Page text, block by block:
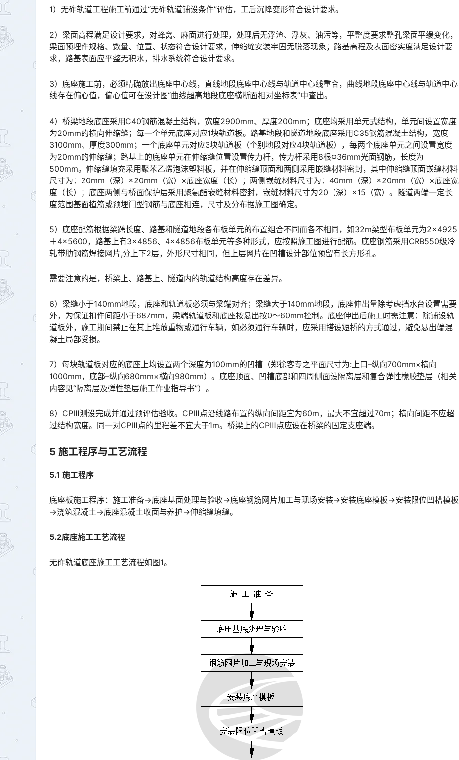
1）无砟轨道工程施工前通过“无砟轨道铺设条件”评估，工后沉降变形符合设计要求。
2）梁面高程满足设计要求，对蜂窝、麻面进行处理，处理后无浮渣、浮灰、油污等，平整度要求整孔梁面平缓变化，
梁面预埋件规格、数量、位置、状态符合设计要求，伸缩缝安装牢固无脱落现象；路基高程及表面密实度满足设计要
求，路基表面应平整无积水，排水系统符合设计要求。󠅅󠅃󠄵󠅂󠄪󠇖󠆨󠆨󠇕󠆞󠆒󠅬󠇘󠆭󠆘󠇙󠆝󠅵󠇗󠆭󠆁󠄐󠇗󠅹󠅸󠇖󠆍󠅳󠇖󠅹󠅰󠇖󠆌󠅹
3）底座施工前，必须精确放出底座中心线，直线地段底座中心线与轨道中心线重合，曲线地段底座中心线与轨道中心
线存在偏心值，偏心值可在设计图“曲线超高地段底座横断面相对坐标表”中查出。󠅅󠅃󠄵󠅂󠄪󠇖󠆨󠆨󠇕󠆞󠆒󠅬󠇘󠆭󠆘󠇙󠆝󠅵󠇗󠆭󠆁󠄐󠇗󠅹󠅸󠇖󠆍󠅳󠇖󠅹󠅰󠇖󠆌󠅹
4）桥梁地段底座采用C40钢筋混凝土结构，宽度2900mm、厚度200mm；底座均采用单元式结构，单元间设置宽度
为20mm的横向伸缩缝；每一个单元底座对应1块轨道板。路基地段和隧道地段底座采用C35钢筋混凝土结构，宽度
3100mm、厚度300mm；一个底座单元对应3块轨道板（个别地段对应4块轨道板），每两个底座单元之间设置宽度
为20mm的伸缩缝；路基上的底座单元在伸缩缝位置设置传力杆，传力杆采用8根Φ36mm光面钢筋，长度为
500mm。伸缩缝填充采用聚苯乙烯泡沫塑料板，并在伸缩缝顶面和两侧采用嵌缝材料密封，其中伸缩缝顶面嵌缝材料
尺寸为：20mm（深）×20mm（宽）×底座宽度（长）；两侧嵌缝材料尺寸为：40mm（深）×20mm（宽）×底座宽
度（长）；底座两侧与桥面保护层采用聚氨酯嵌缝材料密封，嵌缝材料尺寸为20（深）×15（宽）。隧道两端一定长
度范围基面植筋或预埋门型钢筋与底座相连，尺寸及分布据施工图确定。󠅅󠅃󠄵󠅂󠄪󠇖󠆨󠆨󠇕󠆞󠆒󠅬󠇘󠆭󠆘󠇙󠆝󠅵󠇗󠆭󠆁󠄐󠇗󠅹󠅸󠇖󠆍󠅳󠇖󠅹󠅰󠇖󠆌󠅹
5）底座配筋根据梁跨长度、路基和隧道地段各布板单元的布置组合不同而各不相同，如32m梁型布板单元为2×4925
＋4×5600，路基上有3×4856、4×4856布板单元等多种形式，应按照施工图进行配筋。底座钢筋采用CRB550级冷
轧带肋钢筋焊接网片,分上下2层，外形尺寸相同，但上层网片在凹槽设计部位预留有长方形孔。󠅅󠅃󠄵󠅂󠄪󠇖󠆨󠆨󠇕󠆞󠆒󠅬󠇘󠆭󠆘󠇙󠆝󠅵󠇗󠆭󠆁󠄐󠇗󠅹󠅸󠇖󠆍󠅳󠇖󠅹󠅰󠇖󠆌󠅹
需要注意的是，桥梁上、路基上、隧道内的轨道结构高度存在差异。
6）梁缝小于140mm地段，底座和轨道板必须与梁端对齐；梁缝大于140mm地段，底座伸出量除考虑挡水台设置需要
外，为保证扣件间距小于687mm，梁端轨道板和底座按悬出按0～60mm控制。底座伸出后施工时需注意：除铺设轨
道板外，施工期间禁止在其上堆放重物或通行车辆，如必须通行车辆时，应采用搭设短桥的方式通过，避免悬出端混
凝土局部受损。󠅅󠅃󠄵󠅂󠄪󠇖󠆨󠆨󠇕󠆞󠆒󠅬󠇘󠆭󠆘󠇙󠆝󠅵󠇗󠆭󠆁󠄐󠇗󠅹󠅸󠇖󠆍󠅳󠇖󠅹󠅰󠇖󠆌󠅹
7）每块轨道板对应的底座上均设置两个深度为100mm的凹槽（郑徐客专之平面尺寸为:上口–纵向700mm×横向
1000mm，底部–纵向680mm×横向980mm）。底座顶面、凹槽底部和四周侧面设隔离层和复合弹性橡胶垫层（相关
内容见“隔离层及弹性垫层施工作业指导书”）。󠅅󠅃󠄵󠅂󠄪󠇖󠆨󠆨󠇕󠆞󠆒󠅬󠇘󠆭󠆘󠇙󠆝󠅵󠇗󠆭󠆁󠄐󠇗󠅹󠅸󠇖󠆍󠅳󠇖󠅹󠅰󠇖󠆌󠅹
8）CPⅢ测设完成并通过预评估验收。CPⅢ点沿线路布置的纵向间距宜为60m，最大不宜超过70m；横向间距不应超
过结构宽度。同一对CPⅢ点的里程差不宜大于1m。桥梁上的CPⅢ点应设在桥梁的固定支座端。󠅅󠅃󠄵󠅂󠄪󠇖󠆨󠆨󠇕󠆞󠆒󠅬󠇘󠆭󠆘󠇙󠆝󠅵󠇗󠆭󠆁󠄐󠇗󠅹󠅸󠇖󠆍󠅳󠇖󠅹󠅰󠇖󠆌󠅹
5 施工程序与工艺流程
5.1 施工程序
底座板施工程序：施工准备→底座基面处理与验收→底座钢筋网片加工与现场安装→安装底座模板→安装限位凹槽模板
→浇筑混凝土→底座混凝土收面与养护→伸缩缝填缝。
5.2底座施工工艺流程
无砟轨道底座施工工艺流程如图1。